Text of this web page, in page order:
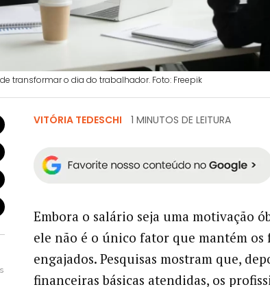
transformar o dia do trabalhador. Foto: Freepik
VITÓRIA TEDESCHI 1 MINUTOS DE LEITURA
Embora o salário seja uma motivação
ele não é o único fator que mantém
engajados. Pesquisas mostram que,
financeiras básicas atendidas, os